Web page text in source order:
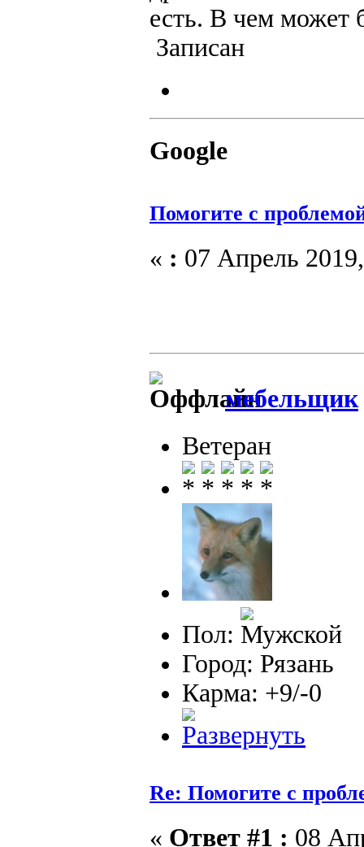
есть. В чем может
Записан
Google
Помогите с
« : 07 Апрель
мебельщик
Ветеран
Пол:
Город: Рязань
Карма: +9/-0
Re: Помогите с
« Ответ #1 : 08